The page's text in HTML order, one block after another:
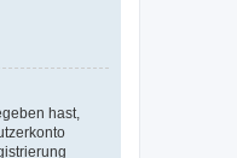
hast,